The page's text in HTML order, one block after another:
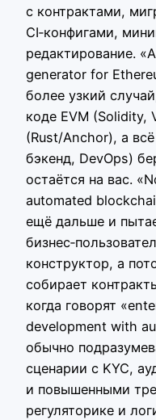
с контрактами,
CI‑конфигами,
редактирование.
generator for
более узкий
коде EVM (Solidity,
(Rust/Anchor), а
бэкенд, DevOps)
остаётся на вас.
automated
ещё дальше и
конструктор, а
собирает
когда говорят
development with
обычно
сценарии с KYC,
и повышенными
регуляторике и